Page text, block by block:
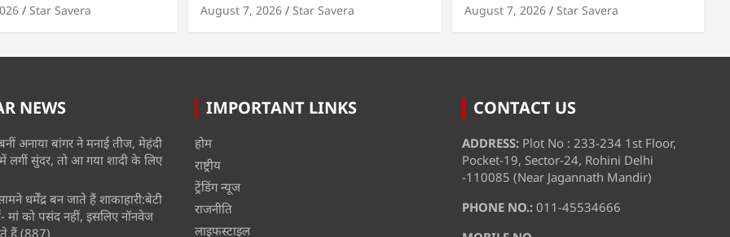
Star Savera August 7, 2026 Star Savera August 7, 2026 Star Savera
NEWS
अनाया बांगर ने मनाई तीज, मेहंदी
लगीं सुंदर, तो आ गया शादी के लिए
धर्मेंद्र बन जाते हैं शाकाहारी:बेटी
मां को पसंद नहीं, इसलिए नॉनवेज
हैं (887)
IMPORTANT LINKS
होम
राष्ट्रीय
ट्रेंडिंग न्यूज
राजनीति
लाइफस्टाइल
CONTACT US
ADDRESS: Plot No : 233-234 1st Floor,
Pocket-19, Sector-24, Rohini Delhi
-110085 (Near Jagannath Mandir)
PHONE NO.: 011-45534666